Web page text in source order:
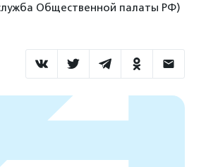
Общественной палаты РФ)